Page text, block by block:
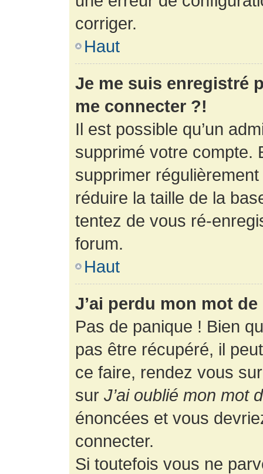
corriger.
Haut
Je me suis enregistré
me connecter ?!
Il est possible qu’un
supprimé votre compte.
supprimer
réduire la taille de la
tentez de vous ré-
forum.
Haut
J’ai perdu mon mot
Pas de panique ! Bien
pas être récupéré, il
ce faire, rendez vous
sur J’ai oublié mon mot
énoncées et vous
connecter.
Si toutefois vous ne